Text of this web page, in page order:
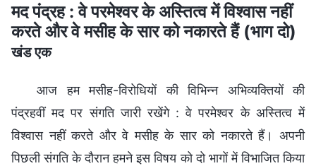
मद पंद्रह : वे परमेश्वर के अस्तित्व में विश्वास नहीं
करते और वे मसीह के सार को नकारते हैं (भाग दो)
खंड एक
आज हम मसीह-विरोधियों की विभिन्न अभिव्यक्तियों की
पंद्रहवीं मद पर संगति जारी रखेंगे : वे परमेश्वर के अस्तित्व में
विश्वास नहीं करते और वे मसीह के सार को नकारते हैं। अपनी
पिछली संगति के दौरान हमने इस विषय को दो भागों में विभाजित किया